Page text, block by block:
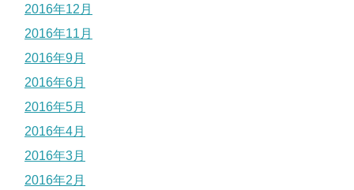
2016年12月
2016年11月
2016年9月
2016年6月
2016年5月
2016年4月
2016年3月
2016年2月